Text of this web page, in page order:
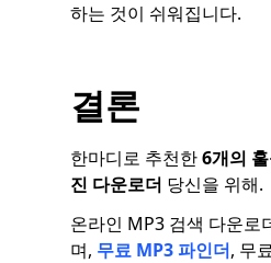
하는 것이 쉬워집니다.
결론
한마디로 추천한6개의
진 다운로더 당신을 위해.
온라인 MP3 검색 다운로
며, 무료 MP3 파인더, 무